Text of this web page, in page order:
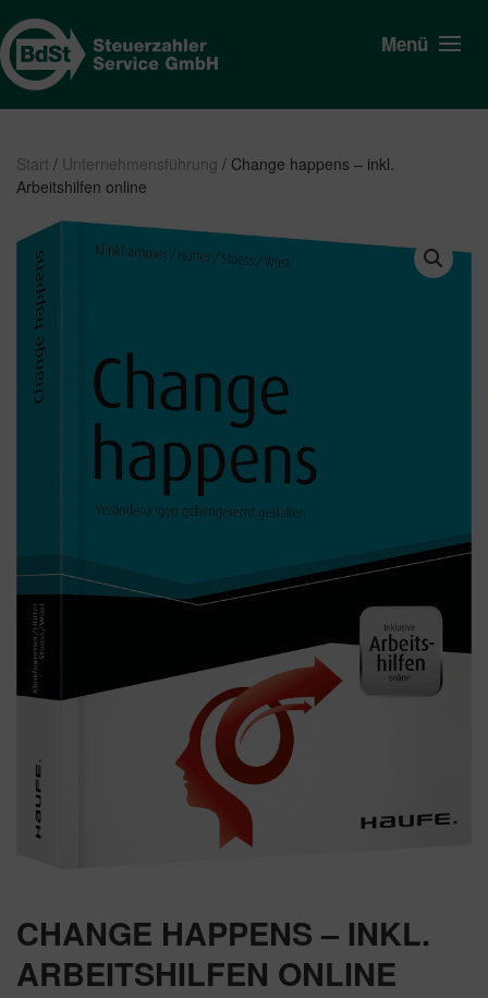
Menü
Start / Unternehmensführung / Change happens – inkl.
Arbeitshilfen online
CHANGE HAPPENS – INKL.
ARBEITSHILFEN ONLINE